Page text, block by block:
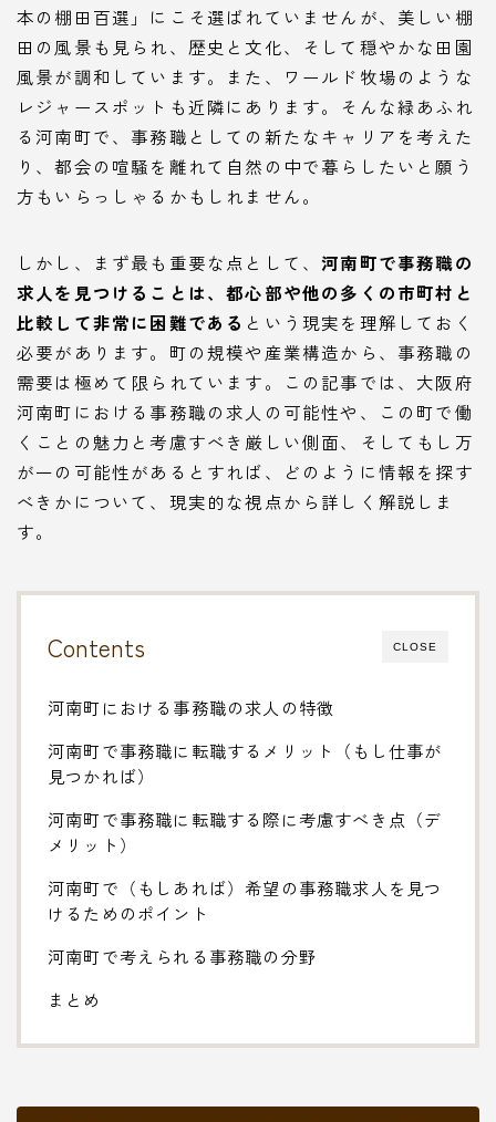
本の棚田百選」にこそ選ばれていませんが、美しい棚
田の風景も見られ、歴史と文化、そして穏やかな田園
風景が調和しています。また、ワールド牧場のような
レジャースポットも近隣にあります。そんな緑あふれ
る河南町で、事務職としての新たなキャリアを考えた
り、都会の喧騒を離れて自然の中で暮らしたいと願う
方もいらっしゃるかもしれません。
しかし、まず最も重要な点として、河南町で事務職の
求人を見つけることは、都心部や他の多くの市町村と
比較して非常に困難である という現実を理解しておく
必要があります。町の規模や産業構造から、事務職の
需要は極めて限られています。この記事では、大阪府
河南町における事務職の求人の可能性や、この町で働
くことの魅力と考慮すべき厳しい側面、そしてもし万
が一の可能性があるとすれば、どのように情報を探す
べきかについて、現実的な視点から詳しく解説しま
す。
CLOSE
Contents
河南町における事務職の求人の特徴
河南町で事務職に転職するメリット（もし仕事が
見つかれば）
河南町で事務職に転職する際に考慮すべき点（デ
メリット）
河南町で（もしあれば）希望の事務職求人を見つ
けるためのポイント
河南町で考えられる事務職の分野
まとめ